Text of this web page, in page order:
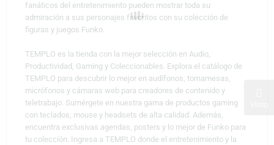
fanáticos del entretenimiento pueden mostrar toda su
admiración a sus personajes favoritos con su colección de
figuras y juegos Funko.
TEMPLO es la tienda con la mejor selección en Audio,
Productividad, Gaming y Coleccionables. Explora el catálogo de
TEMPLO para descubrir lo mejor en audífonos, tornamesas,
micrófonos y cámaras web para creadores de contenido y
teletrabajo. Sumérgete en nuestra gama de productos gaming
con teclados, mouse y headsets de alta calidad. Además,
encuentra exclusivas agendas, posters y lo mejor de Funko para
tu colección. Ingresa a TEMPLO donde el entretenimiento y la